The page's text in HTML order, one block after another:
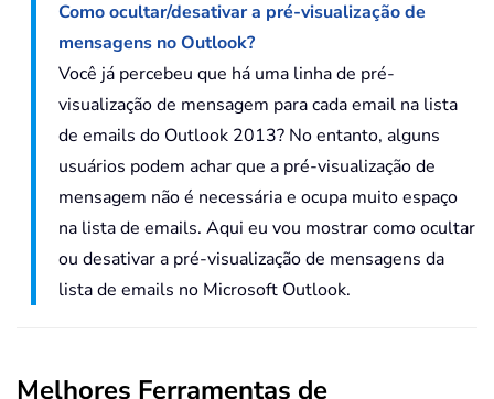
Como ocultar/desativar a pré-visualização de
mensagens no Outlook?
Você já percebeu que há uma linha de pré-
visualização de mensagem para cada email na lista
de emails do Outlook 2013? No entanto, alguns
usuários podem achar que a pré-visualização de
mensagem não é necessária e ocupa muito espaço
na lista de emails. Aqui eu vou mostrar como ocultar
ou desativar a pré-visualização de mensagens da
lista de emails no Microsoft Outlook.
Melhores Ferramentas de